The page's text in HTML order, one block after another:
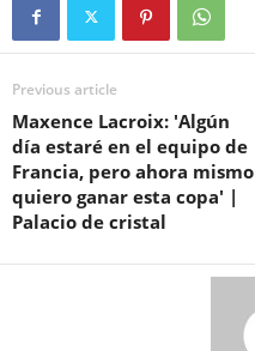
Previous article
Maxence Lacroix: 'Algún
día estaré en el equipo de
Francia, pero ahora mismo
quiero ganar esta copa' |
Palacio de cristal